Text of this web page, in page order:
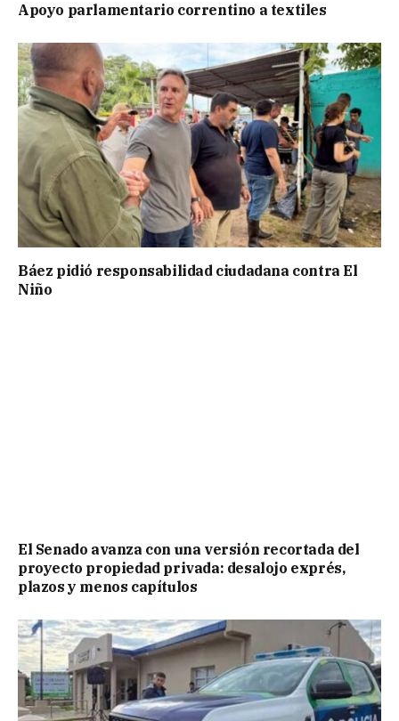
Apoyo parlamentario correntino a textiles
Báez pidió responsabilidad ciudadana contra El
Niño
El Senado avanza con una versión recortada del
proyecto propiedad privada: desalojo exprés,
plazos y menos capítulos